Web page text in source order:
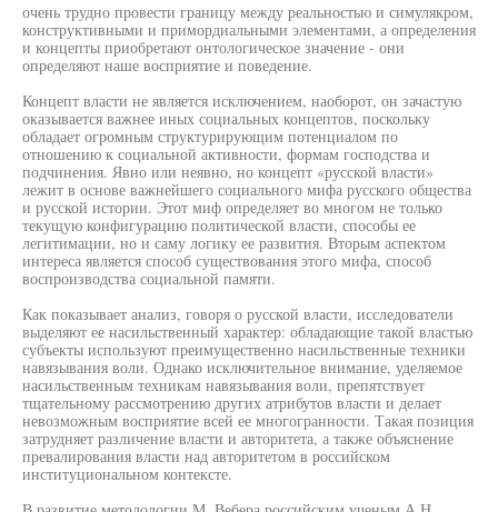
очень трудно провести границу между реальностью и симулякром,
конструктивными и примордиальными элементами, а определения
и концепты приобретают онтологическое значение - они
определяют наше восприятие и поведение.
Концепт власти не является исключением, наоборот, он зачастую
оказывается важнее иных социальных концептов, поскольку
обладает огромным структурирующим потенциалом по
отношению к социальной активности, формам господства и
подчинения. Явно или неявно, но концепт «русской власти»
лежит в основе важнейшего социального мифа русского общества
и русской истории. Этот миф определяет во многом не только
текущую конфигурацию политической власти, способы ее
легитимации, но и саму логику ее развития. Вторым аспектом
интереса является способ существования этого мифа, способ
воспроизводства социальной памяти.
Как показывает анализ, говоря о русской власти, исследователи
выделяют ее насильственный характер: обладающие такой властью
субъекты используют преимущественно насильственные техники
навязывания воли. Однако исключительное внимание, уделяемое
насильственным техникам навязывания воли, препятствует
тщательному рассмотрению других атрибутов власти и делает
невозможным восприятие всей ее многогранности. Такая позиция
затрудняет различение власти и авторитета, а также объяснение
превалирования власти над авторитетом в российском
институциональном контексте.